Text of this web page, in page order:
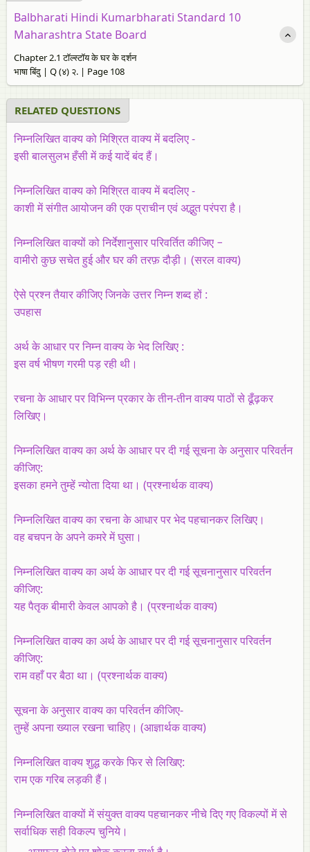
Balbharati Hindi Kumarbharati Standard 10
Maharashtra State Board
Chapter 2.1 टॉल्स्टॉय के घर के दर्शन
भाषा बिंदु | Q (४) २. | Page 108
RELATED QUESTIONS
निम्नलिखित वाक्य को मिश्रित वाक्य में बदलिए -
इसी बालसुलभ हँसी में कई यादें बंद हैं।
निम्नलिखित वाक्य को मिश्रित वाक्य में बदलिए -
काशी में संगीत आयोजन की एक प्राचीन एवं अद्भुत परंपरा है।
निम्नलिखित वाक्यों को निर्देशानुसार परिवर्तित कीजिए −
वामीरो कुछ सचेत हुई और घर की तरफ़ दौड़ी। (सरल वाक्य)
ऐसे प्रश्न तैयार कीजिए जिनके उत्तर निम्न शब्द हों :
उपहास
अर्थ के आधार पर निम्‍न वाक्‍य के भेद लिखिए :
इस वर्ष भीषण गरमी पड़ रही थी।
रचना के आधार पर विभिन्न प्रकार के तीन-तीन वाक्‍य पाठों से ढूँढ़कर
लिखिए।
निम्नलिखित वाक्य का अर्थ के आधार पर दी गई सूचना के अनुसार परिवर्तन
कीजिए:
इसका हमने तुम्हें न्योता दिया था। (प्रश्नार्थक वाक्य)
निम्नलिखित वाक्य का रचना के आधार पर भेद पहचानकर लिखिए।
वह बचपन के अपने कमरे में घुसा।
निम्नलिखित वाक्य का अर्थ के आधार पर दी गई सूचनानुसार परिवर्तन
कीजिए:
यह पैतृक बीमारी केवल आपको है। (प्रश्नार्थक वाक्य)
निम्नलिखित वाक्य का अर्थ के आधार पर दी गई सूचनानुसार परिवर्तन
कीजिए:
राम वहाँ पर बैठा था। (प्रश्नार्थक वाक्य)
सूचना के अनुसार वाक्य का परिवर्तन कीजिए-
तुम्हें अपना ख्याल रखना चाहिए। (आज्ञार्थक वाक्य)
निम्नलिखित वाक्य शुद्ध करके फिर से लिखिए:
राम एक गरिब लड़की हैं।
निम्नलिखित वाक्यों में संयुक्त वाक्य पहचानकर नीचे दिए गए विकल्पों में से
सर्वाधिक सही विकल्प चुनिये।